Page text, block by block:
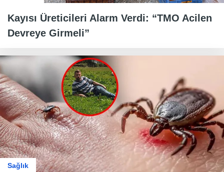
Kayısı Üreticileri Alarm Verdi: “TMO Acilen
Devreye Girmeli”
Sağlık